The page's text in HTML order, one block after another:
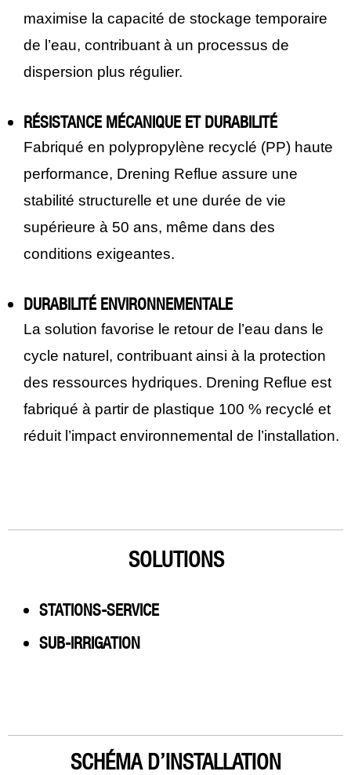
maximise la capacité de stockage temporaire
de l’eau, contribuant à un processus de
dispersion plus régulier.
RÉSISTANCE MÉCANIQUE ET DURABILITÉ
Fabriqué en polypropylène recyclé (PP) haute
performance, Drening Reflue assure une
stabilité structurelle et une durée de vie
supérieure à 50 ans, même dans des
conditions exigeantes.
DURABILITÉ ENVIRONNEMENTALE
La solution favorise le retour de l’eau dans le
cycle naturel, contribuant ainsi à la protection
des ressources hydriques. Drening Reflue est
fabriqué à partir de plastique 100 % recyclé et
réduit l’impact environnemental de l’installation.
SOLUTIONS
STATIONS-SERVICE
SUB-IRRIGATION
SCHÉMA D’INSTALLATION